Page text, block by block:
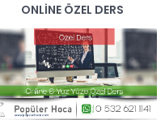
ONLINE ÖZEL DERS